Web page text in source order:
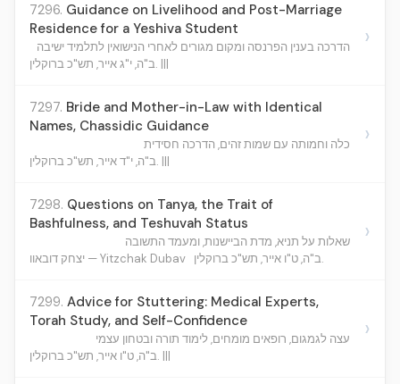
7296. Guidance on Livelihood and Post-Marriage
Residence for a Yeshiva Student
הדרכה בענין הפרנסה ומקום מגורים לאחרי הנישואין לתלמיד ישיבה
ב"ה, י"ג אייר, תש"כ ברוקלין. |||
›
7297. Bride and Mother-in-Law with Identical
Names, Chassidic Guidance
כלה וחמותה עם שמות זהים, הדרכה חסידית
ב"ה, י"ד אייר, תש"כ ברוקלין. |||
›
7298. Questions on Tanya, the Trait of
Bashfulness, and Teshuvah Status
שאלות על תניא, מדת הביישנות, ומעמד התשובה
יצחק דובאוו — Yitzchak Dubav
ב"ה, ט"ו אייר, תש"כ ברוקלין.
›
7299. Advice for Stuttering: Medical Experts,
Torah Study, and Self-Confidence
עצה לגמגום, רופאים מומחים, לימוד תורה ובטחון עצמי
ב"ה, ט"ו אייר, תש"כ ברוקלין. |||
›